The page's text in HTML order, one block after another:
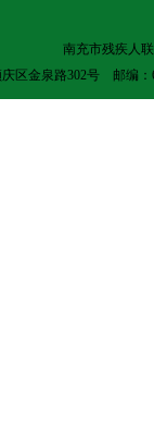
南充市残疾人
庆区金泉路302号 邮编